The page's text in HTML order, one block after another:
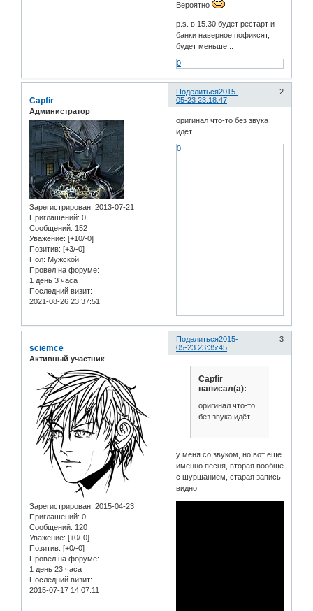
Вероятно
p.s. в 15.30 будет рестарт и
банки наверное пофиксят,
будет меньше...
0
Поделиться 2
2015-
05-23 23:18:47
Capfir
Администратор
Зарегистрирован: 2013-07-21
Приглашений: 0
Сообщений: 152
Уважение: [+10/-0]
Позитив: [+3/-0]
Пол: Мужской
Провел на форуме:
1 день 3 часа
Последний визит:
2021-08-26 23:37:51
оригинал что-то без звука
идёт
0
Поделиться 3
2015-
05-23 23:35:45
sciemce
Активный участник
Зарегистрирован: 2015-04-23
Приглашений: 0
Сообщений: 120
Уважение: [+0/-0]
Позитив: [+0/-0]
Провел на форуме:
1 день 23 часа
Последний визит:
2015-07-17 14:07:11
Capfir
написал(а):
оригинал что-то
без звука идёт
у меня со звуком, но вот еще
именно песня, вторая вообще
с шуршанием, старая запись
видно